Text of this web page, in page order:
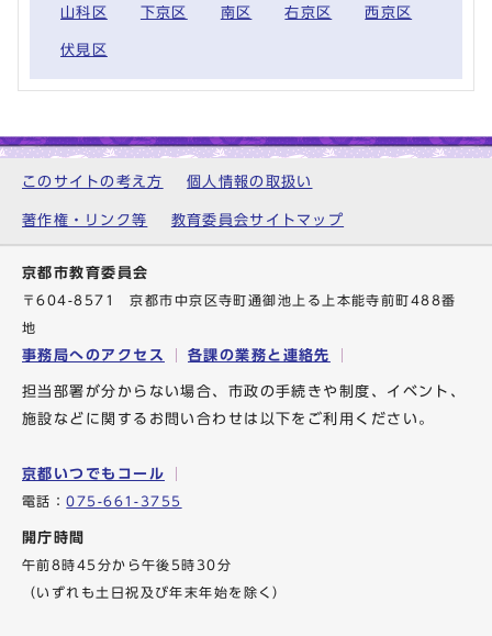
山科区 下京区 南区 右京区 西京区
伏見区
このサイトの考え方 個人情報の取扱い
著作権・リンク等 教育委員会サイトマップ
京都市教育委員会
〒604-8571 京都市中京区寺町通御池上る上本能寺前町488番
地
事務局へのアクセス 各課の業務と連絡先
担当部署が分からない場合、市政の手続きや制度、イベント、
施設などに関するお問い合わせは以下をご利用ください。
京都いつでもコール
電話：075-661-3755
開庁時間
午前8時45分から午後5時30分
（いずれも土日祝及び年末年始を除く）